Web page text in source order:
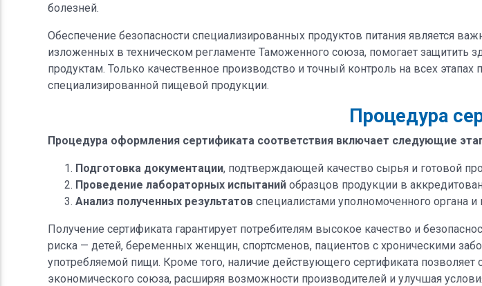
болезней.
Обеспечение безопасности специализированных продуктов питания является
изложенных в техническом регламенте Таможенного союза, помогает защитить
продуктам. Только качественное производство и точный контроль на всех
специализированной пищевой продукции.
Процедура
Процедура оформления сертификата соответствия включает следующие
Подготовка документации, подтверждающей качество сырья и готовой
Проведение лабораторных испытанийобразцов продукции в
Анализ полученных результатовспециалистами уполномоченного органа
Получение сертификата гарантирует потребителям высокое качество и
риска — детей, беременных женщин, спортсменов, пациентов с хроническими
употребляемой пищи. Кроме того, наличие действующего сертификата
экономического союза, расширяя возможности производителей и улучшая